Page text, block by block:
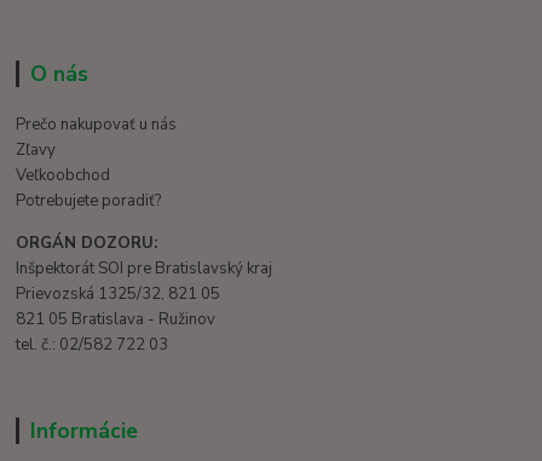
O nás
Prečo nakupovať u nás
Zľavy
Veľkoobchod
Potrebujete poradiť?
ORGÁN DOZORU:
Inšpektorát SOI pre Bratislavský kraj
Prievozská 1325/32, 821 05
821 05 Bratislava - Ružinov
tel. č.: 02/582 722 03
Informácie